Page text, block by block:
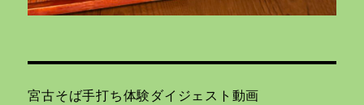
宮古そば手打ち体験ダイジェスト動画